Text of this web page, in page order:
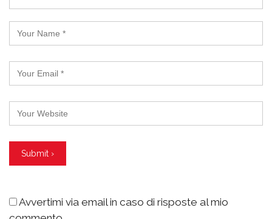
Avvertimi via email in caso di risposte al mio